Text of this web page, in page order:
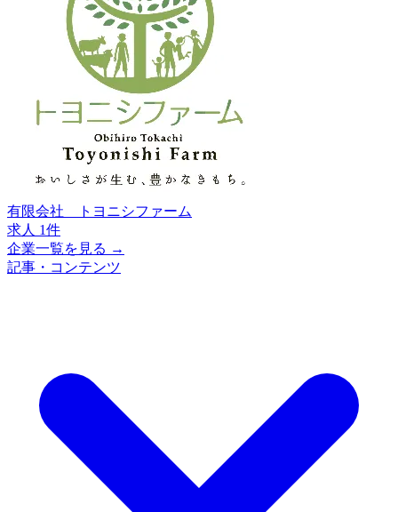
有限会社 トヨニシファーム
求人 1件
企業一覧を見る →
記事・コンテンツ